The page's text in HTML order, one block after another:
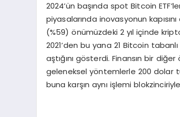
2024’ün başında spot Bitcoin
piyasalarında inovasyonun
(%59) önümüzdeki 2 yıl içinde
2021’den bu yana 21 Bitcoin
aştığını gösterdi. Finansın bir
geleneksel yöntemlerle 200 dolar
buna karşın aynı işlemi